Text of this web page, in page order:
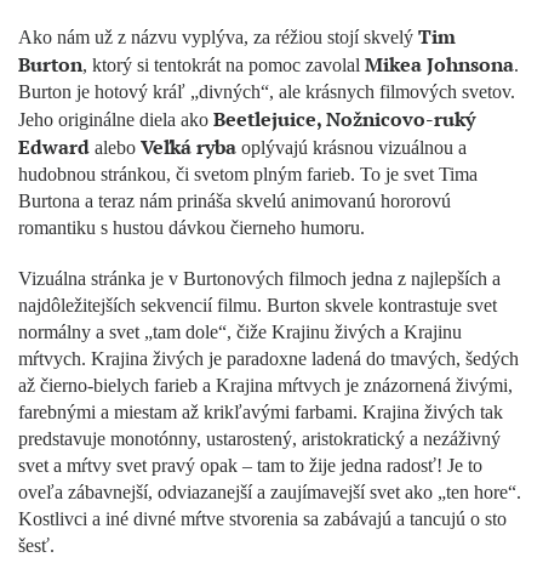
Ako nám už z názvu vyplýva, za réžiou stojí skvelý Tim
Burton, ktorý si tentokrát na pomoc zavolal Mikea Johnsona.
Burton je hotový kráľ „divných“, ale krásnych filmových svetov.
Jeho originálne diela ako Beetlejuice, Nožnicovo-ruký
Edward alebo Veľká ryba oplývajú krásnou vizuálnou a
hudobnou stránkou, či svetom plným farieb. To je svet Tima
Burtona a teraz nám prináša skvelú animovanú hororovú
romantiku s hustou dávkou čierneho humoru.
Vizuálna stránka je v Burtonových filmoch jedna z najlepších a
najdôležitejších sekvencií filmu. Burton skvele kontrastuje svet
normálny a svet „tam dole“, čiže Krajinu živých a Krajinu
mŕtvych. Krajina živých je paradoxne ladená do tmavých, šedých
až čierno-bielych farieb a Krajina mŕtvych je znázornená živými,
farebnými a miestam až krikľavými farbami. Krajina živých tak
predstavuje monotónny, ustarostený, aristokratický a nezáživný
svet a mŕtvy svet pravý opak – tam to žije jedna radosť! Je to
oveľa zábavnejší, odviazanejší a zaujímavejší svet ako „ten hore“.
Kostlivci a iné divné mŕtve stvorenia sa zabávajú a tancujú o sto
šesť.